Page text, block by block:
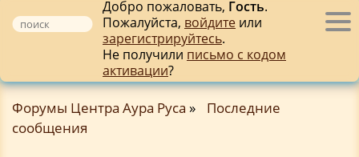
Добро пожаловать, Гость.
Пожалуйста, войдите или
зарегистрируйтесь.
Не получили письмо с кодом
активации?
Форумы Центра Аура Руса »
Последние
сообщения